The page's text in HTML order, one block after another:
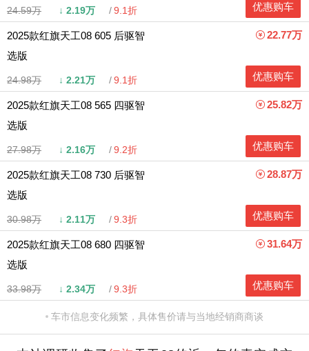
24.59万 ↓ 2.19万 9.1折 优惠购车
2025款红旗天工08 605 后驱智
选版
24.98万 ↓ 2.21万 9.1折
22.77万
优惠购车
2025款红旗天工08 565 四驱智
选版
27.98万 ↓ 2.16万 9.2折
25.82万
优惠购车
2025款红旗天工08 730 后驱智
选版
30.98万 ↓ 2.11万 9.3折
28.87万
优惠购车
2025款红旗天工08 680 四驱智
选版
33.98万 ↓ 2.34万 9.3折
31.64万
优惠购车
车市信息变化频繁，具体售价请与当地经销商商谈